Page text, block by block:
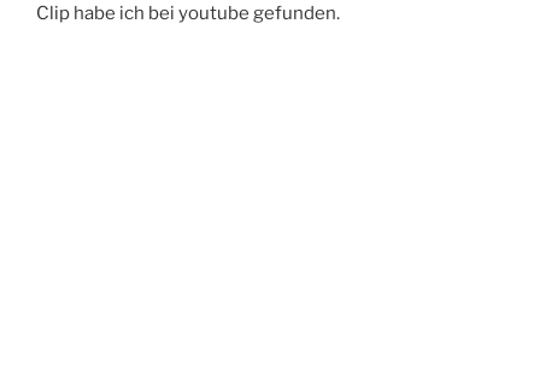
Clip habe ich bei youtube gefunden.